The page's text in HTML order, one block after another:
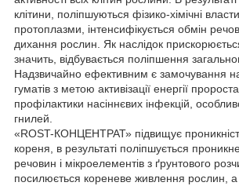
клітини, поліпшуються фізико-хімічні
протоплазми, інтенсифікується обмін
дихання рослин. Як наслідок
значить, відбувається поліпшення
Надзвичайно ефективним є замочування
гуматів з метою активізації енергії
профілактики насіннєвих інфекцій,
гнилей.
«ROST-КОНЦЕНТРАТ» підвищує
кореня, в результаті поліпшується
речовин і мікроелементів з ґрунтового
посилюється кореневе живлення рослин, а